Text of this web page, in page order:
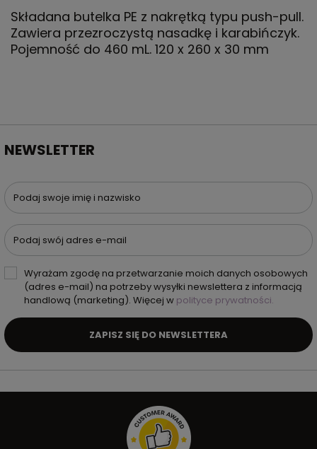
Składana butelka PE z nakrętką typu push-pull.
Zawiera przezroczystą nasadkę i karabińczyk.
Pojemność do 460 mL. 120 x 260 x 30 mm
NEWSLETTER
Podaj swoje imię i nazwisko
Podaj swój adres e-mail
Wyrażam zgodę na przetwarzanie moich danych osobowych
(adres e-mail) na potrzeby wysyłki newslettera z informacją
handlową (marketing). Więcej w polityce prywatności.
ZAPISZ SIĘ DO NEWSLETTERA